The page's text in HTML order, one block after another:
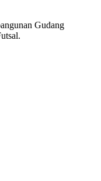
Gudang